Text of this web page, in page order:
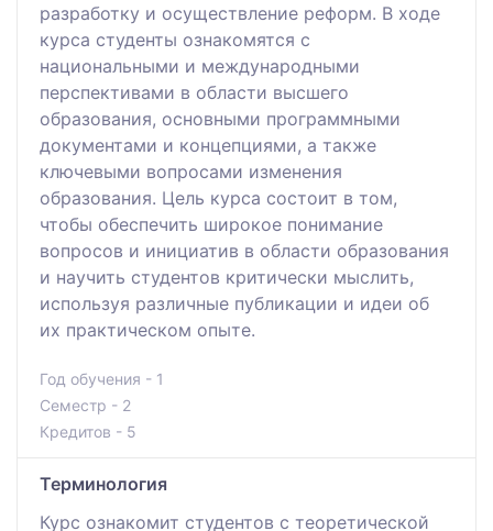
разработку и осуществление реформ. В ходе
курса студенты ознакомятся с
национальными и международными
перспективами в области высшего
образования, основными программными
документами и концепциями, а также
ключевыми вопросами изменения
образования. Цель курса состоит в том,
чтобы обеспечить широкое понимание
вопросов и инициатив в области образования
и научить студентов критически мыслить,
используя различные публикации и идеи об
их практическом опыте.
Год обучения - 1
Семестр - 2
Кредитов - 5
Терминология
Курс ознакомит студентов с теоретической